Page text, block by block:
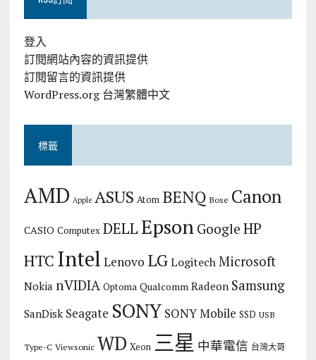
登入
訂閱網站內容的資訊提供
訂閱留言的資訊提供
WordPress.org 台灣繁體中文
標籤
AMD Apple ASUS Atom BENQ Bose Canon
CASIO Computex DELLEpson Google HP
HTC Intel Lenovo LG Logitech Microsoft
Nokia nVIDIA Optoma Qualcomm Radeon Samsung
SanDisk Seagate SONY SONY Mobile SSD USB
Type-C Viewsonic WD Xeon 三星 中華電信 台灣大哥